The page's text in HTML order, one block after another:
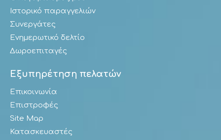
Ιστορικό παραγγελιών
Συνεργάτες
Ενημερωτικό δελτίο
Δωροεπιταγές
Εξυπηρέτηση πελατών
Επικοινωνία
Επιστροφές
Site Map
Κατασκευαστές